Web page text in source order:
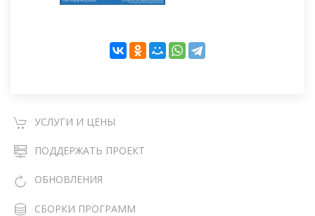
УСЛУГИ И ЦЕНЫ
ПОДДЕРЖАТЬ ПРОЕКТ
ОБНОВЛЕНИЯ
СБОРКИ ПРОГРАММ